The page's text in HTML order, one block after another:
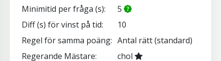
Minimitid per fråga (s):
5
Diff (s) för vinst på tid:
10
Regel för samma poäng: Antal rätt (standard)
Regerande Mästare:
chol